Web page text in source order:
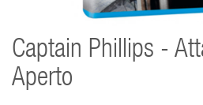
Captain Phillips -
Aperto